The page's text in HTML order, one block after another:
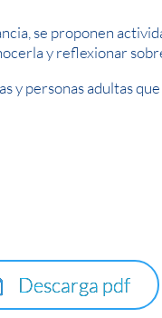
se proponen
y reflexionar
y personas adultas
Descarga pdf